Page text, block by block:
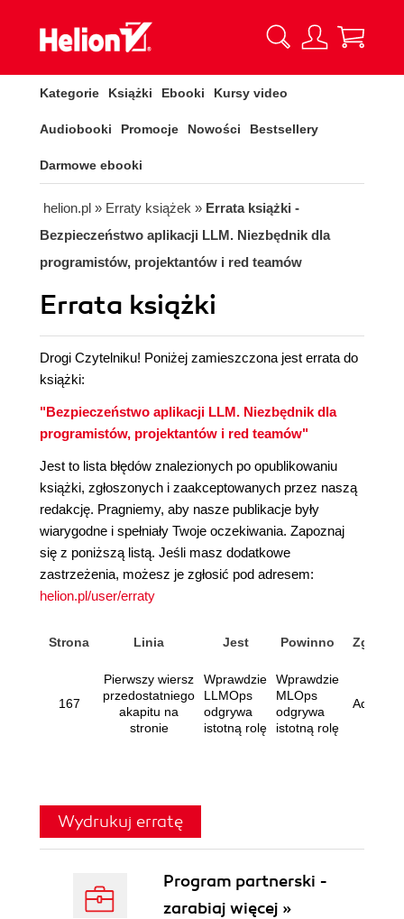
Kategorie Książki Ebooki Kursy video
Audiobooki Promocje Nowości Bestsellery
Darmowe ebooki
helion.pl » Erraty książek » Errata książki -
Bezpieczeństwo aplikacji LLM. Niezbędnik dla
programistów, projektantów i red teamów
Errata książki
Drogi Czytelniku! Poniżej zamieszczona jest errata do
książki:
"Bezpieczeństwo aplikacji LLM. Niezbędnik dla
programistów, projektantów i red teamów"
Jest to lista błędów znalezionych po opublikowaniu
książki, zgłoszonych i zaakceptowanych przez naszą
redakcję. Pragniemy, aby nasze publikacje były
wiarygodne i spełniały Twoje oczekiwania. Zapoznaj
się z poniższą listą. Jeśli masz dodatkowe
zastrzeżenia, możesz je zgłosić pod adresem:
helion.pl/user/erraty
Strona Linia Jest Powinno
167
Pierwszy wiersz
przedostatniego
akapitu na
stronie
Wprawdzie
LLMOps
odgrywa
istotną rolę
Wprawdzie
MLOps
odgrywa
istotną rolę
Adrian
Wydrukuj erratę
Program partnerski -
zarabiaj więcej »